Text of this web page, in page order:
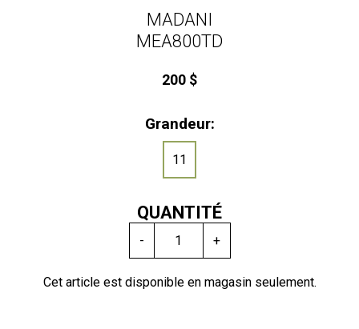
MADANI
MEA800TD
200 $
Grandeur:
11
QUANTITÉ
- +
Cet article est disponible en magasin seulement.